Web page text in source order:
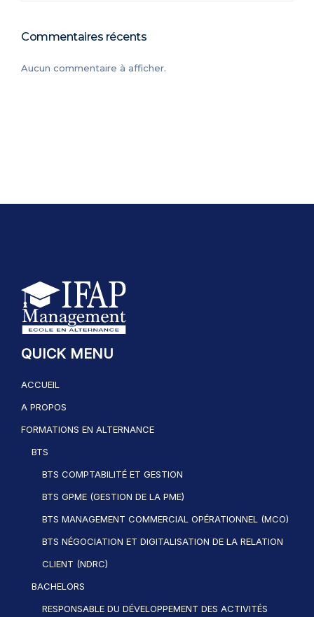
Commentaires récents
Aucun commentaire à afficher.
QUICK MENU
ACCUEIL
A PROPOS
FORMATIONS EN ALTERNANCE
BTS
BTS COMPTABILITÉ ET GESTION
BTS GPME (GESTION DE LA PME)
BTS MANAGEMENT COMMERCIAL OPÉRATIONNEL (MCO)
BTS NÉGOCIATION ET DIGITALISATION DE LA RELATION
CLIENT (NDRC)
BACHELORS
RESPONSABLE DU DÉVELOPPEMENT DES ACTIVITÉS